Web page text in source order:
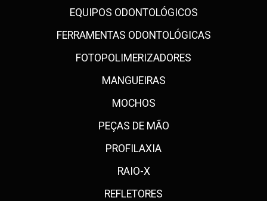
EQUIPOS ODONTOLÓGICOS
FERRAMENTAS ODONTOLÓGICAS
FOTOPOLIMERIZADORES
MANGUEIRAS
MOCHOS
PEÇAS DE MÃO
PROFILAXIA
RAIO-X
REFLETORES